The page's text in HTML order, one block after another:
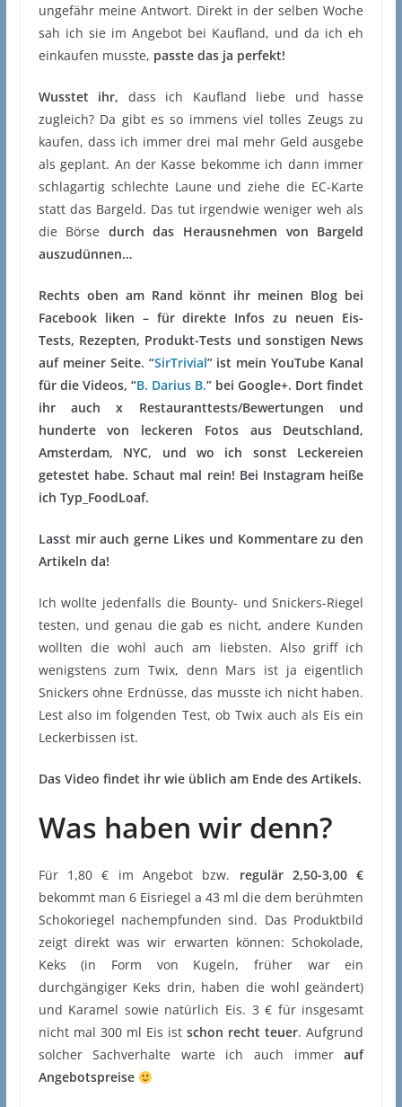
ungefähr meine Antwort. Direkt in der selben Woche
sah ich sie im Angebot bei Kaufland, und da ich eh
einkaufen musste, passte das ja perfekt!
Wusstet ihr, dass ich Kaufland liebe und hasse
zugleich? Da gibt es so immens viel tolles Zeugs zu
kaufen, dass ich immer drei mal mehr Geld ausgebe
als geplant. An der Kasse bekomme ich dann immer
schlagartig schlechte Laune und ziehe die EC-Karte
statt das Bargeld. Das tut irgendwie weniger weh als
die Börse durch das Herausnehmen von Bargeld
auszudünnen…
Rechts oben am Rand könnt ihr meinen Blog bei
Facebook liken – für direkte Infos zu neuen Eis-
Tests, Rezepten, Produkt-Tests und sonstigen News
auf meiner Seite. “SirTrivial” ist mein YouTube Kanal
für die Videos, “B. Darius B.” bei Google+. Dort findet
ihr auch x Restauranttests/Bewertungen und
hunderte von leckeren Fotos aus Deutschland,
Amsterdam, NYC, und wo ich sonst Leckereien
getestet habe. Schaut mal rein! Bei Instagram heiße
ich Typ_FoodLoaf.
Lasst mir auch gerne Likes und Kommentare zu den
Artikeln da!
Ich wollte jedenfalls die Bounty- und Snickers-Riegel
testen, und genau die gab es nicht, andere Kunden
wollten die wohl auch am liebsten. Also griff ich
wenigstens zum Twix, denn Mars ist ja eigentlich
Snickers ohne Erdnüsse, das musste ich nicht haben.
Lest also im folgenden Test, ob Twix auch als Eis ein
Leckerbissen ist.
Das Video findet ihr wie üblich am Ende des Artikels.
Was haben wir denn?
Für 1,80 € im Angebot bzw. regulär 2,50-3,00 €
bekommt man 6 Eisriegel a 43 ml die dem berühmten
Schokoriegel nachempfunden sind. Das Produktbild
zeigt direkt was wir erwarten können: Schokolade,
Keks (in Form von Kugeln, früher war ein
durchgängiger Keks drin, haben die wohl geändert)
und Karamel sowie natürlich Eis. 3 € für insgesamt
nicht mal 300 ml Eis istschon recht teuer. Aufgrund
solcher Sachverhalte warte ich auch immerauf
Angebotspreise